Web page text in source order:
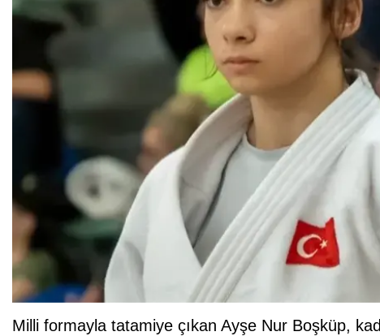
Milli formayla tatamiye çıkan Ayşe Nur Boşküp,